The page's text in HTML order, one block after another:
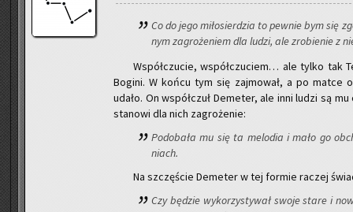
Co do jego mi­ło­sier­dzia to pew­nie bym się
nym za­gro­że­niem dla ludzi, ale zro­bie­nie z
Współ­czu­cie, współ­czu­ciem… ale tylko tak
Bo­gi­ni. W końcu tym się zaj­mo­wał, a po
udało. On współ­czuł De­me­ter, ale inni ludzi są
sta­no­wi dla nich za­gro­że­nie:
Po­do­ba­ła mu się ta me­lo­dia i mało go
niach.
Na szczę­ście De­me­ter w tej for­mie ra­czej
Czy bę­dzie wy­ko­rzy­sty­wał swoje stare i